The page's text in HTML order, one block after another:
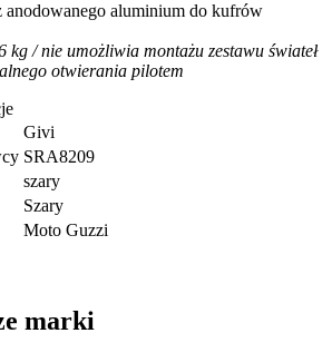
aluminium do kufrów
kg / nie umożliwia montażu zestawu świateł
otwierania pilotem
Givi
SRA8209
szary
Szary
Moto Guzzi
marki